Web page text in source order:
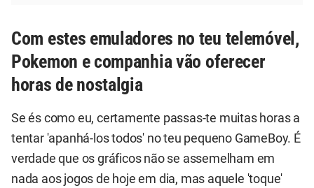
Com estes emuladores no teu telemóvel,
Pokemon e companhia vão oferecer
horas de nostalgia
Se és como eu, certamente passas-te muitas horas a
tentar 'apanhá-los todos' no teu pequeno GameBoy. É
verdade que os gráficos não se assemelham em
nada aos jogos de hoje em dia, mas aquele 'toque'